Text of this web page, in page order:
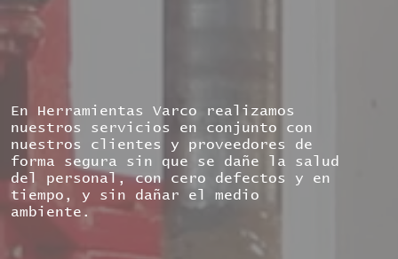
En Herramientas Varco realizamos
nuestros servicios en conjunto con
nuestros clientes y proveedores de
forma segura sin que se dañe la salud
del personal, con cero defectos y en
tiempo, y sin dañar el medio
ambiente.